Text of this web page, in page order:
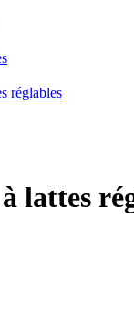
réglables
lattes